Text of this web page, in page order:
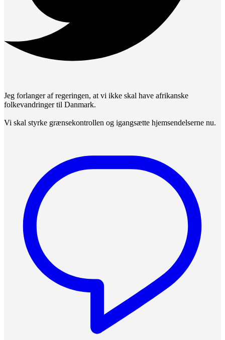
Jeg forlanger af regeringen, at vi ikke skal have afrikanske
folkevandringer til Danmark.
Vi skal styrke grænsekontrollen og igangsætte hjemsendelserne nu.